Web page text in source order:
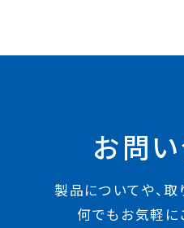
お問
製品についてや、
何でもお気軽に